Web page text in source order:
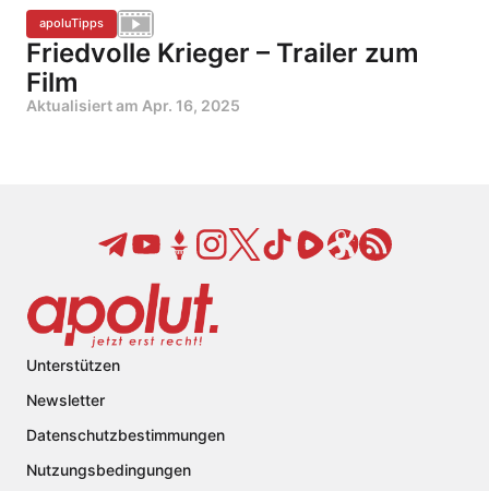
apoluTipps
Friedvolle Krieger – Trailer zum
Film
Aktualisiert am Apr. 16, 2025
Unterstützen
Newsletter
Datenschutzbestimmungen
Nutzungsbedingungen